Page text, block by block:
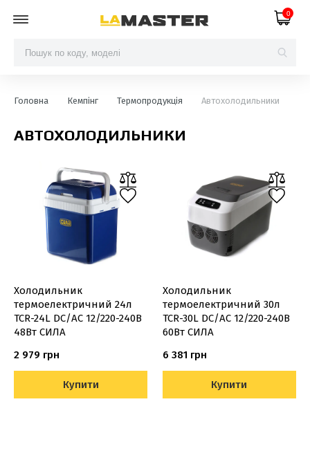
0
Головна Кемпінг Термопродукція Автохолодильники
АВТОХОЛОДИЛЬНИКИ
Холодильник
термоелектричний 24л
TCR-24L DC/АС 12/220-240В
48Вт СИЛА
2 979 грн
Купити
Холодильник
термоелектричний 30л
TCR-30L DC/АС 12/220-240В
60Вт СИЛА
6 381 грн
Купити